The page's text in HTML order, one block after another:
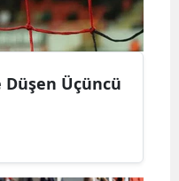
Mersin
İstanbul
İzmir
Kastamonu
Düşen Üçüncü